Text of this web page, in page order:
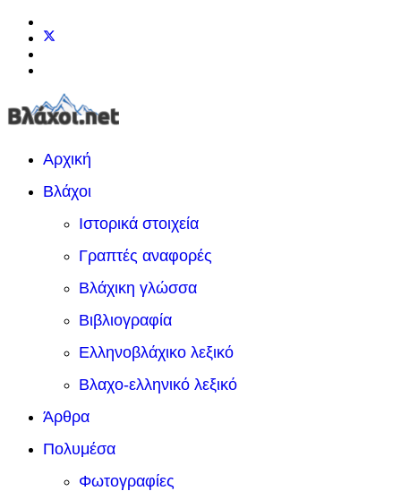
Αρχική
Βλάχοι
Ιστορικά στοιχεία
Γραπτές αναφορές
Βλάχικη γλώσσα
Βιβλιογραφία
Ελληνοβλάχικο λεξικό
Βλαχο-ελληνικό λεξικό
Άρθρα
Πολυμέσα
Φωτογραφίες